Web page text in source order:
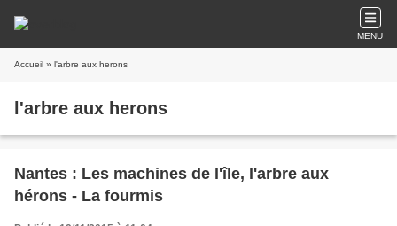
MENU
Accueil » l'arbre aux herons
l'arbre aux herons
Nantes : Les machines de l'île, l'arbre aux
hérons - La fourmis